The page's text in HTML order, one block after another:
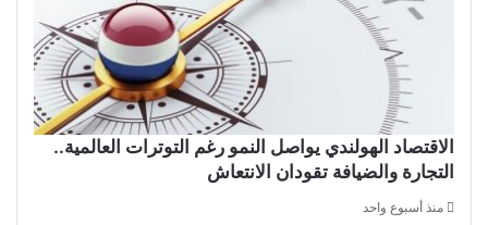
الاقتصاد الهولندي يواصل النمو رغم التوترات العالمية..
التجارة والضيافة تقودان الانتعاش
منذ أسبوع واحد